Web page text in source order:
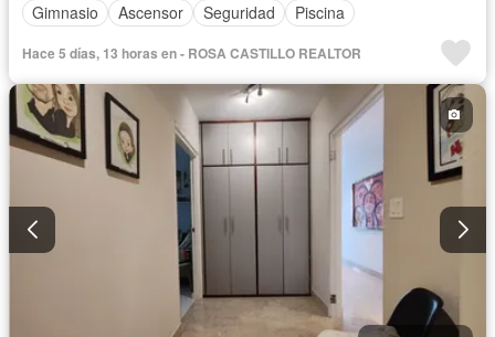
Gimnasio
Ascensor Seguridad Piscina
Hace 5 días, 13 horas en - ROSA CASTILLO REALTOR